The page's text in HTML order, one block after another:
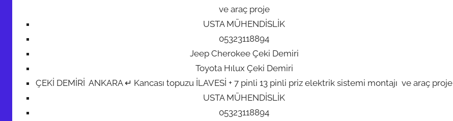
ve araç proje
USTA MÜHENDİSLİK
05323118894
Jeep Cherokee Çeki Demiri
Toyota Hılux Çeki Demiri
ÇEKİ DEMİRİ ANKARA ↵ Kancası topuzu İLAVESİ + 7 pinli 13 pinli priz elektrik sistemi montajı ve araç proje
USTA MÜHENDİSLİK
05323118894